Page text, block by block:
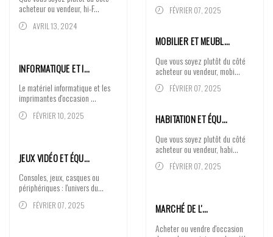
acheteur ou vendeur, hi-F...
AVRIL 13, 2024
INFORMATIQUE ET I…
Le matériel informatique et les
imprimantes d'occasion ...
FÉVRIER 10, 2025
JEUX VIDÉO ET ÉQU…
Consoles, jeux, casques ou
périphériques : l'univers du...
FÉVRIER 07, 2025
FÉVRIER 07, 2025
MOBILIER ET MEUBL…
Que vous soyez plutôt du côté
acheteur ou vendeur, mobi...
FÉVRIER 07, 2025
HABITATION ET ÉQU…
Que vous soyez plutôt du côté
acheteur ou vendeur, habi...
FÉVRIER 07, 2025
MARCHÉ DE L'…
Acheter ou vendre d'occasion